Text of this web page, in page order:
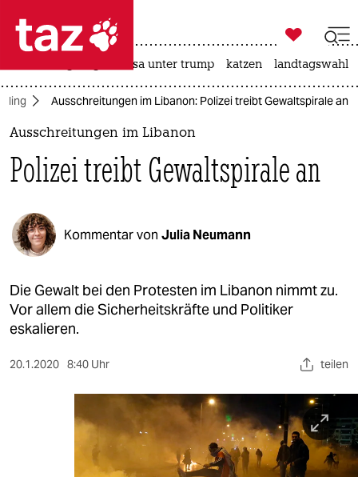
 taz zahl ich
taz zahl ich
politik
öko
gesellschaft
kultur
sport
berlin

taz zahl ich
usa unter trump katzen landtagswahl
Ausschreitungen im Libanon: Polizei treibt Gewaltspirale an
Ausschreitungen im Libanon
Polizei treibt Gewaltspirale an
Kommentar von Julia Neumann
Die Gewalt bei den Protesten im Libanon nimmt zu.
Vor allem die Sicherheitskräfte und Politiker
eskalieren.
20.1.2020 8:40 Uhr teilen